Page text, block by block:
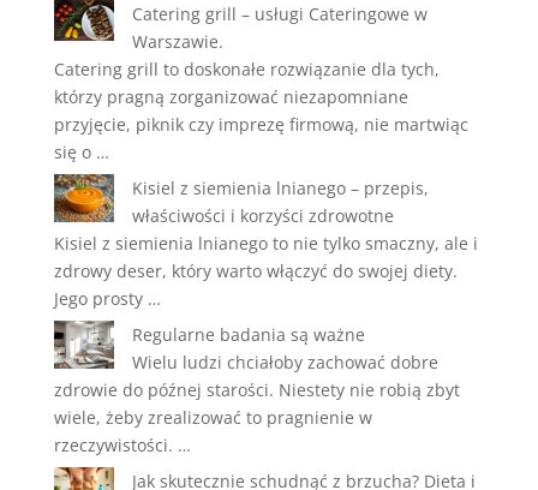
Catering grill – usługi Cateringowe w
Warszawie.
Catering grill to doskonałe rozwiązanie dla tych,
którzy pragną zorganizować niezapomniane
przyjęcie, piknik czy imprezę firmową, nie martwiąc
się o …
Kisiel z siemienia lnianego – przepis,
właściwości i korzyści zdrowotne
Kisiel z siemienia lnianego to nie tylko smaczny, ale i
zdrowy deser, który warto włączyć do swojej diety.
Jego prosty …
Regularne badania są ważne
Wielu ludzi chciałoby zachować dobre
zdrowie do późnej starości. Niestety nie robią zbyt
wiele, żeby zrealizować to pragnienie w
rzeczywistości. …
Jak skutecznie schudnąć z brzucha? Dieta i